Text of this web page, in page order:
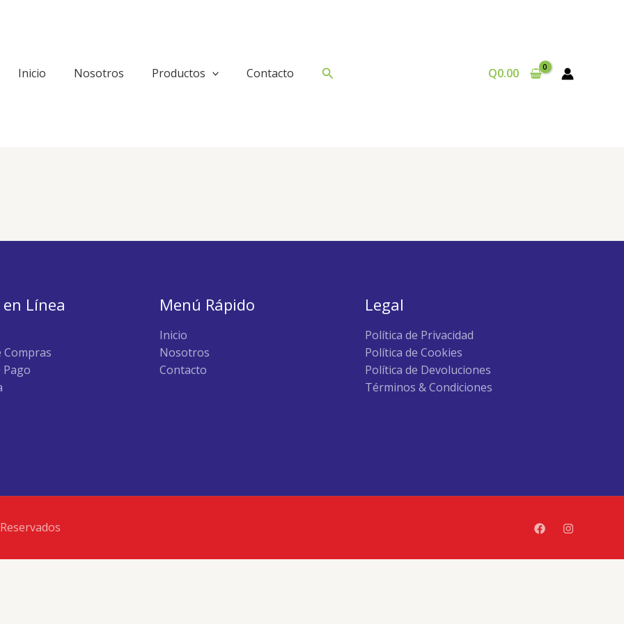
Inicio
Nosotros Productos Contacto Buscar Q0.00
Línea
Compras
Pago
Menú Rápido
Inicio
Nosotros
Contacto
Legal
Política de Privacidad
Política de Cookies
Política de Devoluciones
Términos & Condiciones